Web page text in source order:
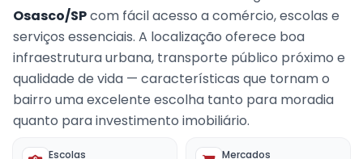
Osasco/SPcom fácil acesso a comércio, escolas e
serviços essenciais. A localização oferece boa
infraestrutura urbana, transporte público próximo e
qualidade de vida — características que tornam o
bairro uma excelente escolha tanto para moradia
quanto para investimento imobiliário.
Escolas Mercados